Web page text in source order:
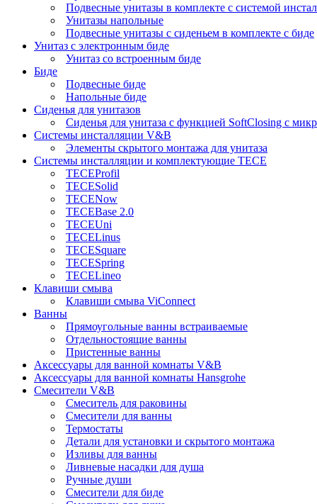
Подвесные унитазы в комплекте с системой
Унитазы напольные
Подвесные унитазы с сиденьем в комплекте с биде
Унитаз с электронным биде
Унитаз со встроенным биде
Биде
Подвесные биде
Напольные биде
Сиденья для унитазов
Сиденья для унитаза с функцией SoftClosing с
Системы инсталляции V&B
Элементы скрытого монтажа для унитаза
Системы инсталляции и комплектующие TECE
TECEProfil
TECESolid
TECENow
TECEBase 2.0
TECEUni
TECELinus
TECESquare
TECESpring
TECELineo
Клавиши смыва
Клавиши смыва ViConnect
Ванны
Прямоугольные ванны встраиваемые
Отдельностоящие ванны
Пристенные ванны
Аксессуары для ванной комнаты V&B
Аксессуары для ванной комнаты Hansgrohe
Смесители V&B
Смеситель для раковины
Смесители для ванны
Термостаты
Детали для установки и скрытого монтажа
Изливы для ванны
Ливневые насадки для душа
Ручные души
Смесители для биде